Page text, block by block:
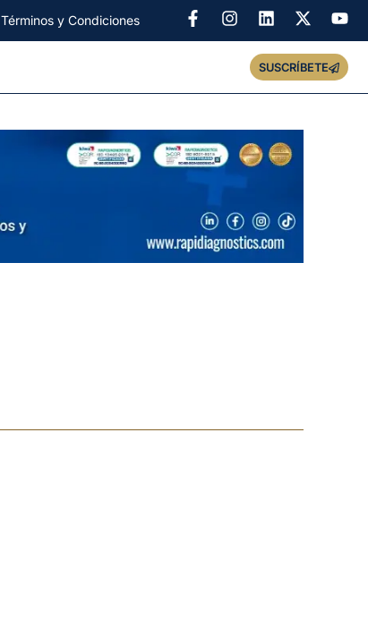
Términos y Condiciones
SUSCRÍBETE